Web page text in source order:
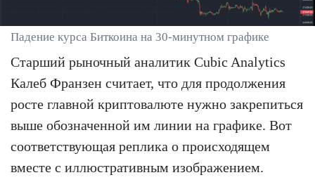
Падение курса Биткоина на 30-минутном графике
Старший рыночный аналитик Cubic Analytics
Калеб Франзен считает, что для продолжения
росте главной криптовалюте нужно закрепиться
выше обозначенной им линии на графике. Вот
соответствующая реплика о происходящем
вместе с иллюстративным изображением.